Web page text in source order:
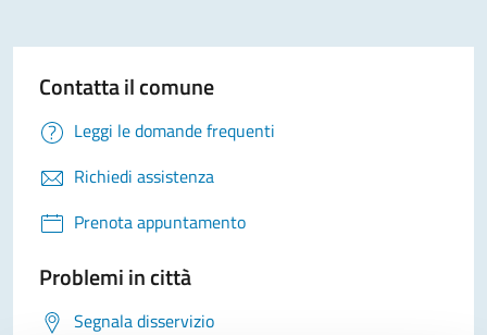
Contatta il comune
Leggi le domande frequenti
Richiedi assistenza
Prenota appuntamento
Problemi in città
Segnala disservizio